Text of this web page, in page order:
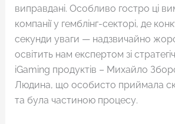
виправдані. Особливо гостро ці
компанії у гемблінг-секторі, де
секунди уваги — надзвичайно
освітить нам експертом зі
iGaming продуктів – Михайло
Людина, що особисто приймала
та була частиною процесу.